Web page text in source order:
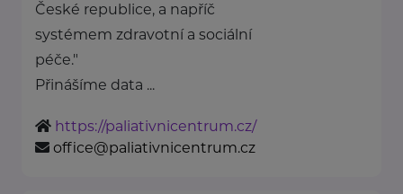
České republice, a napříč
systémem zdravotní a sociální
péče."
Přinášíme data ...
https://paliativnicentrum.cz/
office@paliativnicentrum.cz